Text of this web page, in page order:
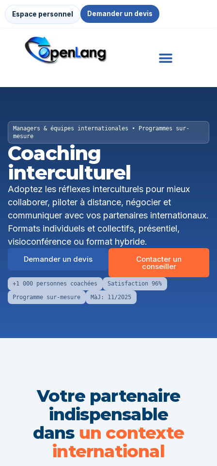
Espace personnel Demander un devis
Managers & équipes internationales • Programmes sur-
mesure
Coaching
interculturel
Adoptez les réflexes interculturels pour mieux
collaborer, piloter à distance, négocier et
communiquer avec vos partenaires internationaux.
Formats individuels et collectifs, présentiel,
visioconférence ou format hybride.
Demander un devis Contacter un
conseiller
+1 000 personnes coachées
Satisfaction 96%
Programme sur-mesure
MàJ: 11/2025
Votre partenaire
indispensable
dans un contexte
international